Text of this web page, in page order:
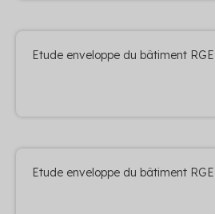
Etude enveloppe du bâtiment
Etude enveloppe du bâtiment RGE